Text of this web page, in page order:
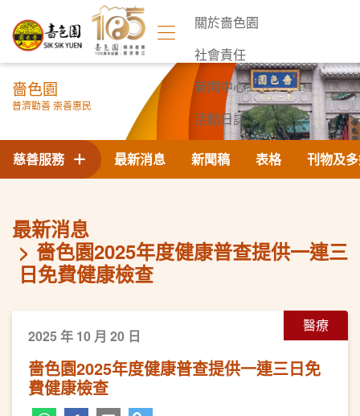
關於嗇色園
社會責任
新聞中心
活動日誌
聯絡我們
嗇色園
普濟勸善 崇善惠民
最新消息 新聞稿 表格 刊物及
慈善服務
最新消息
嗇色園2025年度健康普查提供一連三
日免費健康檢查
醫療
2025 年 10 月 20 日
嗇色園2025年度健康普查提供一連三日免
費健康檢查